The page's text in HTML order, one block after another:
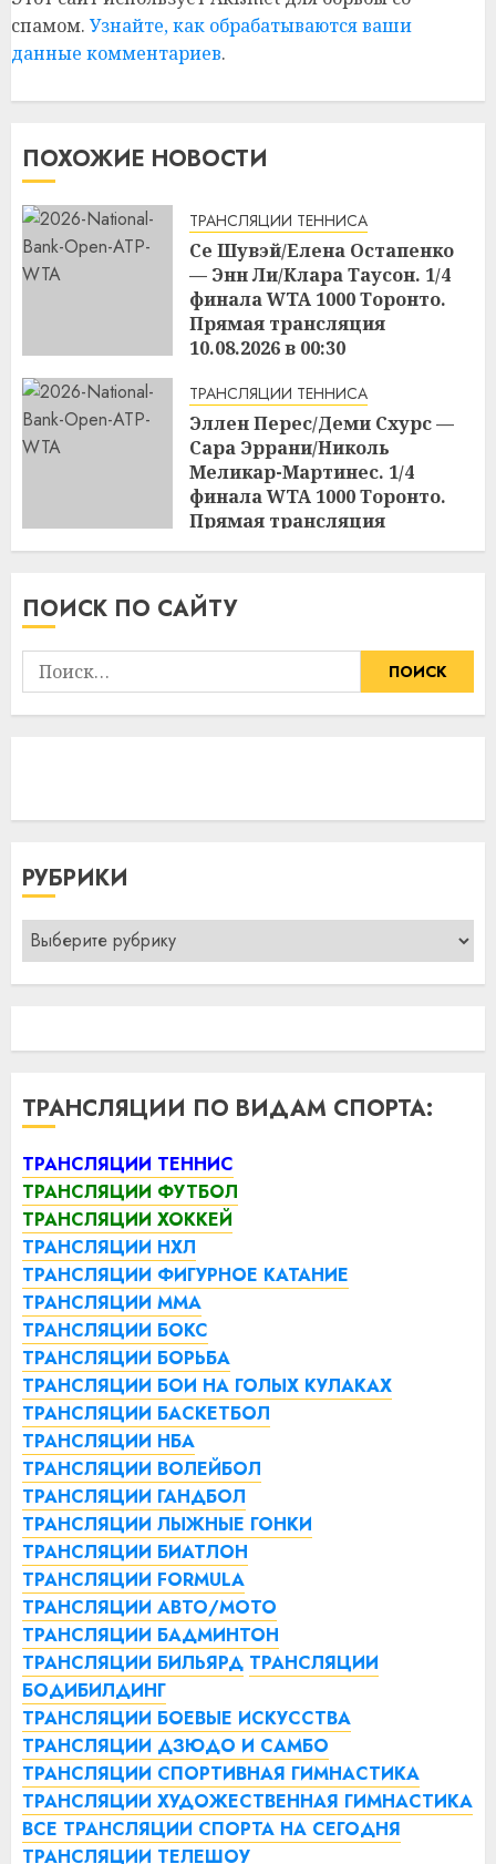
спамом. Узнайте, как обрабатываются ваши
данные комментариев.
ПОХОЖИЕ НОВОСТИ
ТРАНСЛЯЦИИ ТЕННИСА
Се Шувэй/Елена Остапенко
— Энн Ли/Клара Таусон. 1/4
финала WTA 1000 Торонто.
Прямая трансляция
10.08.2026 в 00:30
ТРАНСЛЯЦИИ ТЕННИСА
Эллен Перес/Деми Схурс —
Сара Эррани/Николь
Меликар-Мартинес. 1/4
финала WTA 1000 Торонто.
Прямая трансляция
09.08.2026 в 23:00
ПОИСК ПО САЙТУ
Найти:
РУБРИКИ
Рубрики
ТРАНСЛЯЦИИ ПО ВИДАМ СПОРТА:
ТРАНСЛЯЦИИ ТЕННИС
ТРАНСЛЯЦИИ ФУТБОЛ
ТРАНСЛЯЦИИ ХОККЕЙ
ТРАНСЛЯЦИИ НХЛ
ТРАНСЛЯЦИИ ФИГУРНОЕ КАТАНИЕ
ТРАНСЛЯЦИИ ММА
ТРАНСЛЯЦИИ БОКС
ТРАНСЛЯЦИИ БОРЬБА
ТРАНСЛЯЦИИ БОИ НА ГОЛЫХ КУЛАКАХ
ТРАНСЛЯЦИИ БАСКЕТБОЛ
ТРАНСЛЯЦИИ НБА
ТРАНСЛЯЦИИ ВОЛЕЙБОЛ
ТРАНСЛЯЦИИ ГАНДБОЛ
ТРАНСЛЯЦИИ ЛЫЖНЫЕ ГОНКИ
ТРАНСЛЯЦИИ БИАТЛОН
ТРАНСЛЯЦИИ FORMULA
ТРАНСЛЯЦИИ АВТО/МОТО
ТРАНСЛЯЦИИ БАДМИНТОН
ТРАНСЛЯЦИИ БИЛЬЯРД ТРАНСЛЯЦИИ
БОДИБИЛДИНГ
ТРАНСЛЯЦИИ БОЕВЫЕ ИСКУССТВА
ТРАНСЛЯЦИИ ДЗЮДО И САМБО
ТРАНСЛЯЦИИ СПОРТИВНАЯ ГИМНАСТИКА
ТРАНСЛЯЦИИ ХУДОЖЕСТВЕННАЯ ГИМНАСТИКА
ВСЕ ТРАНСЛЯЦИИ СПОРТА НА СЕГОДНЯ
ТРАНСЛЯЦИИ ТЕЛЕШОУ